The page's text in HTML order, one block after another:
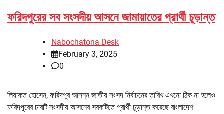
ফরিদপুরের সব সংসদীয় আসনে জামায়াতের প্রার্থী চূড়ান্ত
Nabochatona Desk
February 3, 2025
0
লিয়াকত হোসেন, ফরিদপুর আসন্ন জাতীয় সংসদ নির্বাচনের তারিখ এখনো ঠিক না হলেও
ফরিদপুরের চারটি সংসদীয় আসনের সবকটিতে প্রার্থী চূড়ান্ত করেছে বাংলাদেশ